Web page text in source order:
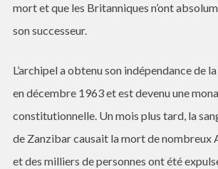
mort et que les Britanniques n’ont
son successeur.
L’archipel a obtenu son indépendance de
en décembre 1963 et est devenu une
constitutionnelle. Un mois plus tard, la
de Zanzibar causait la mort de nombreux
et des milliers de personnes ont été